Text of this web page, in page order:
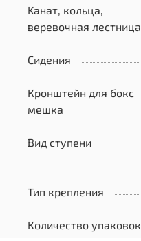
Kанат, кольца,
веревочная лестница
Сидения
Кронштейн для бокс
мешка
Вид ступени
Тип крепления
Количество упаковок